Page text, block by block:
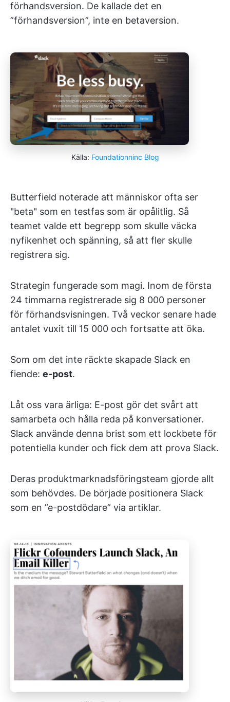
förhandsversion. De kallade det en
”förhandsversion”, inte en betaversion.
Källa: Foundationninc Blog
Butterfield noterade att människor ofta ser
"beta" som en testfas som är opålitlig. Så
teamet valde ett begrepp som skulle väcka
nyfikenhet och spänning, så att fler skulle
registrera sig.
Strategin fungerade som magi. Inom de första
24 timmarna registrerade sig 8 000 personer
för förhandsvisningen. Två veckor senare hade
antalet vuxit till 15 000 och fortsatte att öka.
Som om det inte räckte skapade Slack en
fiende: e-post.
Låt oss vara ärliga: E-post gör det svårt att
samarbeta och hålla reda på konversationer.
Slack använde denna brist som ett lockbete för
potentiella kunder och fick dem att prova Slack.
Deras produktmarknadsföringsteam gjorde allt
som behövdes. De började positionera Slack
som en ”e-postdödare” via artiklar.